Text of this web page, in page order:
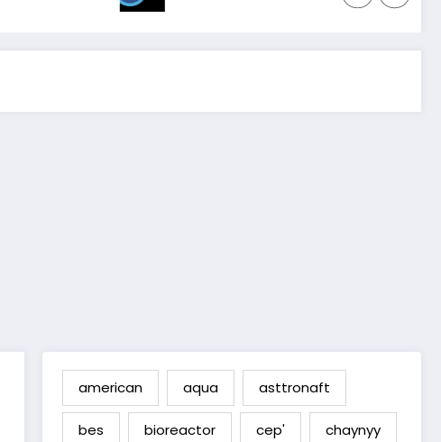
american aqua asttronaft
bes bioreactor cep' chaynyy